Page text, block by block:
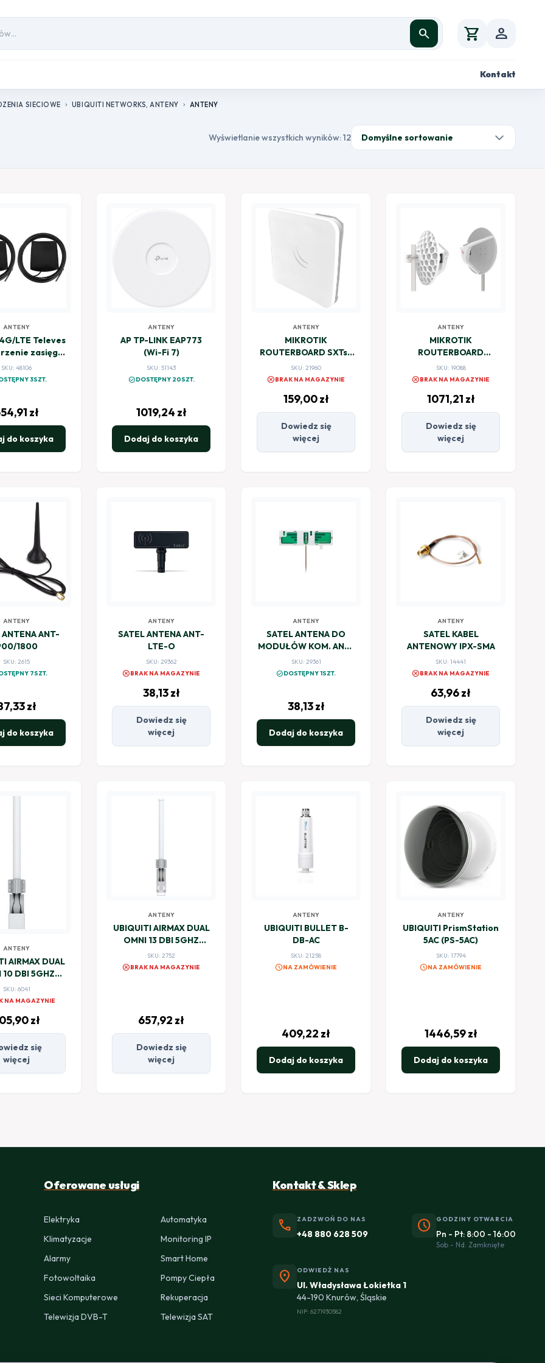
search shopping_cart person
Kontakt
SIECIOWE chevron_right UBIQUITI NETWORKS, ANTENY chevron_right ANTENY
Wyświetlanie wszystkich wyników: 12
ANTENY
LTE Televes
zasięgu
4G - 2 szt.
SKU: 48106
3SZT.
zł
do koszyka
ANTENY
AP TP-LINK EAP773
(Wi-Fi 7)
SKU: 51143
check_circleDOSTĘPNY 20SZT.
1019,24 zł
Dodaj do koszyka
ANTENY
MIKROTIK
ROUTERBOARD SXTsq
Lite2 (RBSXTsq2nD)
SKU: 21960
cancelBRAK NA MAGAZYNIE
159,00zł
Dowiedz się
więcej
ANTENY
MIKROTIK
ROUTERBOARD
Wireless Wire Dish
(RBLHGG-60adkit)
SKU: 19088
cancelBRAK NA MAGAZYNIE
1071,21 zł
Dowiedz się
więcej
ANTENY
ANTENA ANT-
1800
SKU: 2615
7SZT.
zł
do koszyka
ANTENY
SATEL ANTENA ANT-
LTE-O
SKU: 29362
cancelBRAK NA MAGAZYNIE
38,13zł
Dowiedz się
więcej
ANTENY
SATEL ANTENA DO
MODUŁÓW KOM. ANT-
LTE-I
SKU: 29361
check_circleDOSTĘPNY 1SZT.
38,13zł
Dodaj do koszyka
ANTENY
SATEL KABEL
ANTENOWY IPX-SMA
SKU: 14441
cancelBRAK NA MAGAZYNIE
63,96zł
Dowiedz się
więcej
ANTENY
AIRMAX DUAL
DBI 5GHZ
5G10
SKU: 6041
NA MAGAZYNIE
zł
się
więcej
ANTENY
UBIQUITI AIRMAX DUAL
OMNI 13 DBI 5GHZ
AMO-5G13
SKU: 2752
cancelBRAK NA MAGAZYNIE
657,92 zł
Dowiedz się
więcej
ANTENY
UBIQUITI BULLET B-
DB-AC
SKU: 21258
scheduleNA ZAMÓWIENIE
409,22 zł
Dodaj do koszyka
ANTENY
UBIQUITI PrismStation
5AC (PS-5AC)
SKU: 17794
scheduleNA ZAMÓWIENIE
1446,59zł
Dodaj do koszyka
Oferowane usługi
Elektryka
Automatyka
Klimatyzacje
Monitoring IP
Alarmy
Smart Home
Fotowoltaika
Pompy Ciepła
Sieci Komputerowe
Rekuperacja
Telewizja DVB-T
Telewizja SAT
Kontakt & Sklep
phone ZADZWOŃ DO NAS
+48 880 628 509 schedule GODZINY OTWARCIA
Pn - Pt: 8:00 - 16:00
Sob - Nd: Zamknięte
location_on ODWIEDŹ NAS
Ul. Władysława Łokietka 1
44-190 Knurów, Śląskie
NIP: 6271930582